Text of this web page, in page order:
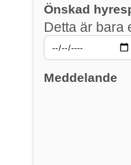
Önskad
Detta är bara
Meddelande